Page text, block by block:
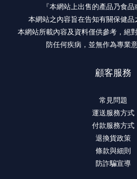
『本網站上出售的產品乃食品
本網站之內容旨在告知有關保健品
本網站所載內容及資料僅供參考，絕
防任何疾病，並無作為專業
顧客服務
常見問題
運送服務方式
付款服務方式
退換貨政策
條款與細則
防詐騙宣導